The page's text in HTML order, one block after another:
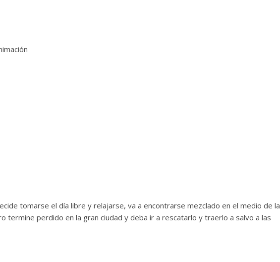
tomarse el día libre y relajarse, va a encontrarse mezclado en el medio de la
termine perdido en la gran ciudad y deba ir a rescatarlo y traerlo a salvo a las